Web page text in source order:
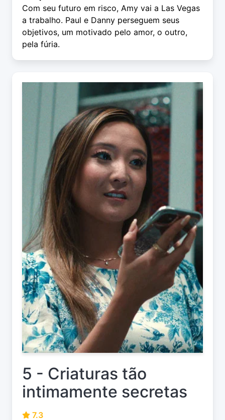
Com seu futuro em risco, Amy vai a Las Vegas
a trabalho. Paul e Danny perseguem seus
objetivos, um motivado pelo amor, o outro,
pela fúria.
5 - Criaturas tão
intimamente secretas
7.3